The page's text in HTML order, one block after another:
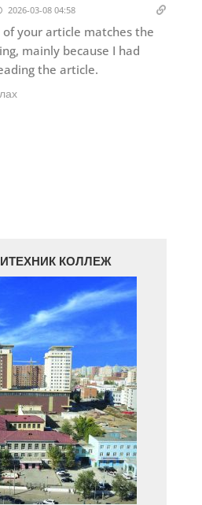
2026-03-08 04:58
your article matches the
mainly because I had
the article.
КОЛЛЕЖ